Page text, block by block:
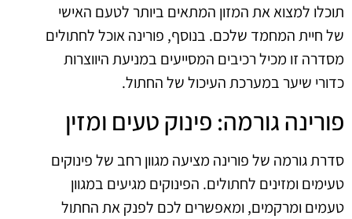
תוכלו למצוא את המזון המתאים ביותר לטעם האישי
של חיית המחמד שלכם. בנוסף, פורינה אוכל לחתולים
מסדרה זו מכיל רכיבים המסייעים במניעת היווצרות
כדורי שיער במערכת העיכול של החתול.
פורינה גורמה: פינוק טעים ומזין
סדרת גורמה של פורינה מציעה מגוון רחב של פינוקים
טעימים ומזינים לחתולים. הפינוקים מגיעים במגוון
טעמים ומרקמים, ומאפשרים לכם לפנק את החתול